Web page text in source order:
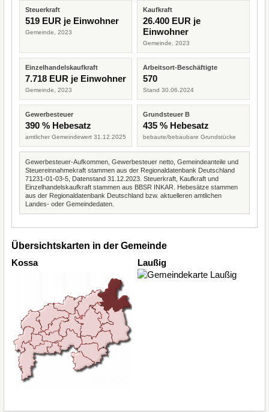
Steuerkraft
519 EUR je Einwohner
Gemeinde, 2023
Kaufkraft
26.400 EUR je
Einwohner
Gemeinde, 2023
Einzelhandelskaufkraft
7.718 EUR je Einwohner
Gemeinde, 2023
Arbeitsort-Beschäftigte
570
Stand 30.06.2024
Gewerbesteuer
390 % Hebesatz
amtlicher Gemeindewert 31.12.2025
Grundsteuer B
435 % Hebesatz
bebaute/bebaubare Grundstücke
Gewerbesteuer-Aufkommen, Gewerbesteuer netto, Gemeindeanteile und
Steuereinnahmekraft stammen aus der Regionaldatenbank Deutschland
71231-01-03-5, Datenstand 31.12.2023. Steuerkraft, Kaufkraft und
Einzelhandelskaufkraft stammen aus BBSR INKAR. Hebesätze stammen
aus der Regionaldatenbank Deutschland bzw. aktuelleren amtlichen
Landes- oder Gemeindedaten.
Übersichtskarten in der Gemeinde
Kossa
Laußig